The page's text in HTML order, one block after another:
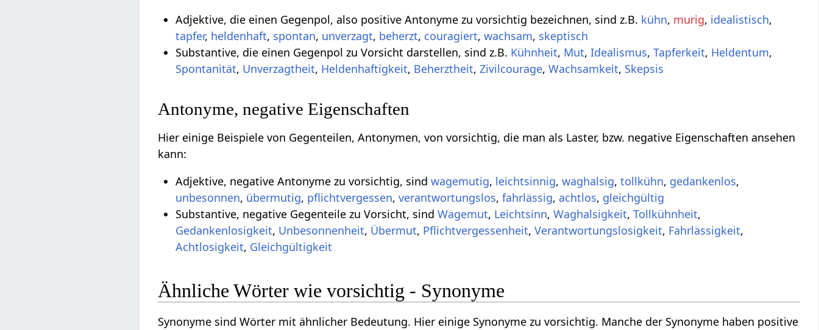
Adjektive, die einen Gegenpol, also positive Antonyme zu vorsichtig bezeichnen, sind z.B. kühn, murig, idealistisch,
tapfer, heldenhaft, spontan, unverzagt, beherzt, couragiert,wachsam, skeptisch
Substantive, die einen Gegenpol zu Vorsicht darstellen, sind z.B. Kühnheit, Mut,Idealismus,Tapferkeit, Heldentum,
Spontanität, Unverzagtheit, Heldenhaftigkeit, Beherztheit,Zivilcourage,Wachsamkeit, Skepsis
Antonyme, negative Eigenschaften
Hier einige Beispiele von Gegenteilen, Antonymen, von vorsichtig, die man als Laster, bzw. negative Eigenschaften ansehen
kann:
Adjektive, negative Antonyme zu vorsichtig, sindwagemutig, leichtsinnig,waghalsig,tollkühn, gedankenlos,
unbesonnen, übermutig, pflichtvergessen,verantwortungslos,fahrlässig, achtlos, gleichgültig
Substantive, negative Gegenteile zu Vorsicht, sindWagemut, Leichtsinn,Waghalsigkeit,Tollkühnheit,
Gedankenlosigkeit, Unbesonnenheit, Übermut, Pflichtvergessenheit,Verantwortungslosigkeit, Fahrlässigkeit,
Achtlosigkeit, Gleichgültigkeit
Ähnliche Wörter wie vorsichtig - Synonyme
Synonyme sind Wörter mit ähnlicher Bedeutung. Hier einige Synonyme zu vorsichtig. Manche der Synonyme haben positive